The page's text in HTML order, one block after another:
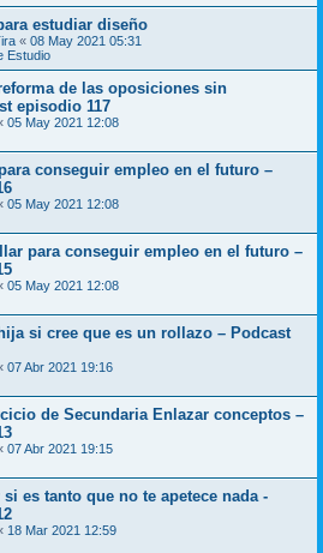
estudiar diseño
« 08 May 2021 05:31
Estudio
de las oposiciones sin
episodio 117
05 May 2021 12:08
conseguir empleo en el futuro –
05 May 2021 12:08
para conseguir empleo en el futuro –
05 May 2021 12:08
si cree que es un rollazo – Podcast
07 Abr 2021 19:16
de Secundaria Enlazar conceptos –
07 Abr 2021 19:15
es tanto que no te apetece nada -
18 Mar 2021 12:59